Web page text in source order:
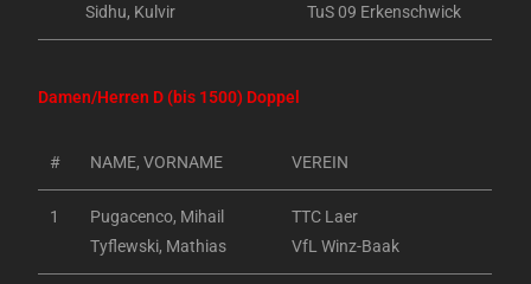
Sidhu, Kulvir
TuS 09 Erkenschwick
Damen/Herren D (bis 1500) Doppel
# NAME, VORNAME VEREIN
1
Pugacenco, Mihail
Tyflewski, Mathias
TTC Laer
VfL Winz-Baak